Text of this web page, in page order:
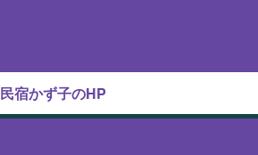
民宿かず子のHP